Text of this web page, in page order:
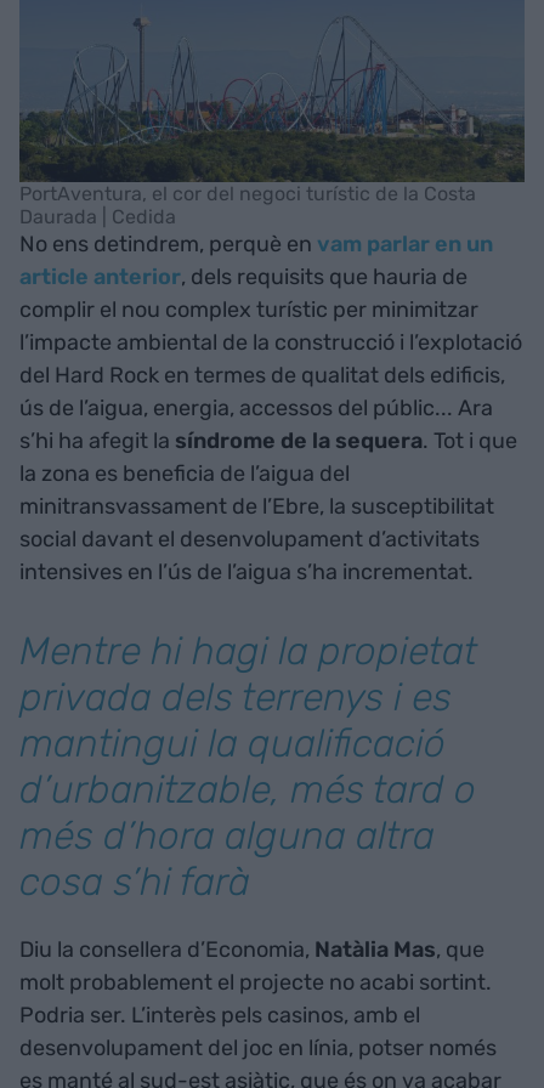
PortAventura, el cor del negoci turístic de la Costa
Daurada | Cedida
No ens detindrem, perquè en vam parlar en un
article anterior, dels requisits que hauria de
complir el nou complex turístic per minimitzar
l’impacte ambiental de la construcció i l’explotació
del Hard Rock en termes de qualitat dels edificis,
ús de l’aigua, energia, accessos del públic... Ara
s’hi ha afegit la síndrome de la sequera. Tot i que
la zona es beneficia de l’aigua del
minitransvassament de l’Ebre, la susceptibilitat
social davant el desenvolupament d’activitats
intensives en l’ús de l’aigua s’ha incrementat.
Mentre hi hagi la propietat
privada dels terrenys i es
mantingui la qualificació
d’urbanitzable, més tard o
més d’hora alguna altra
cosa s’hi farà
Diu la consellera d’Economia, Natàlia Mas, que
molt probablement el projecte no acabi sortint.
Podria ser. L’interès pels casinos, amb el
desenvolupament del joc en línia, potser només
es manté al sud-est asiàtic, que és on va acabar